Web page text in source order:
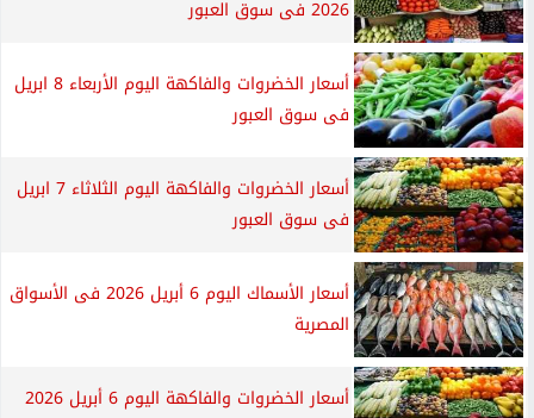
2026 فى سوق العبور
أسعار الخضروات والفاكهة اليوم الأربعاء 8 ابريل
فى سوق العبور
أسعار الخضروات والفاكهة اليوم الثلاثاء 7 ابريل
فى سوق العبور
أسعار الأسماك اليوم 6 أبريل 2026 فى الأسواق
المصرية
أسعار الخضروات والفاكهة اليوم 6 أبريل 2026